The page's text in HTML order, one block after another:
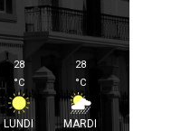
28
°C
LUNDI
28
°C
MARDI